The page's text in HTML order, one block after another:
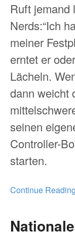
Ruft jemand
Nerds:“Ich
meiner
erntet er
Lächeln.
dann weicht
seinen
Controller-
starten.
Continue Reading
Nationale